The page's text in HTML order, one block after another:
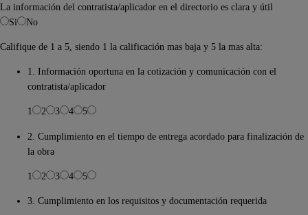
La información del contratista/aplicador en el directorio es clara y útil
Si
No
Califique de 1 a 5, siendo 1 la calificación mas baja y 5 la mas alta:
1. Información oportuna en la cotización y comunicación con el
contratista/aplicador
1 2 3 4 5
2. Cumplimiento en el tiempo de entrega acordado para finalización de
la obra
1 2 3 4 5
3. Cumplimiento en los requisitos y documentación requerida